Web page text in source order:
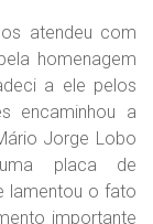
atendeu com
homenagem
a ele pelos
encaminhou a
Jorge Lobo
placa de
lamentou o fato
importante